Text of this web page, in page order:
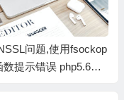
问题,使用fsockop
数提示错误 php5.6以